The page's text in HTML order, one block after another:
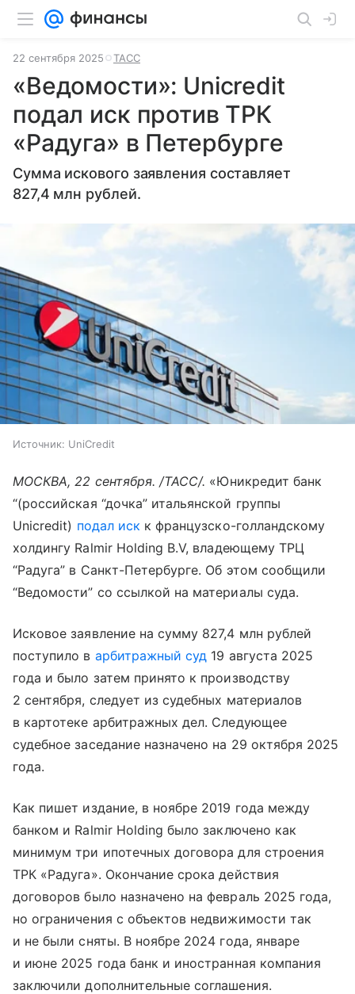
22 сентября 2025 ТАСС
«Ведомости»: Unicredit
подал иск против ТРК
«Радуга» в Петербурге
Сумма искового заявления составляет
827,4 млн рублей.
Источник: UniCredit
МОСКВА, 22 сентября. /ТАСС/. «Юникредит банк
“(российская “дочка” итальянской группы
Unicredit) подал иск к французско-голландскому
холдингу Ralmir Holding B.V, владеющему ТРЦ
“Радуга” в Санкт-Петербурге. Об этом сообщили
“Ведомости” со ссылкой на материалы суда.
Исковое заявление на сумму 827,4 млн рублей
поступило в арбитражный суд 19 августа 2025
года и было затем принято к производству
2 сентября, следует из судебных материалов
в картотеке арбитражных дел. Следующее
судебное заседание назначено на 29 октября 2025
года.
Как пишет издание, в ноябре 2019 года между
банком и Ralmir Holding было заключено как
минимум три ипотечных договора для строения
ТРК «Радуга». Окончание срока действия
договоров было назначено на февраль 2025 года,
но ограничения с объектов недвижимости так
и не были сняты. В ноябре 2024 года, январе
и июне 2025 года банк и иностранная компания
заключили дополнительные соглашения.